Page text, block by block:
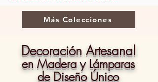
Más Colecciones
Decoración Artesanal
en Madera y Lámparas
de Diseño Único